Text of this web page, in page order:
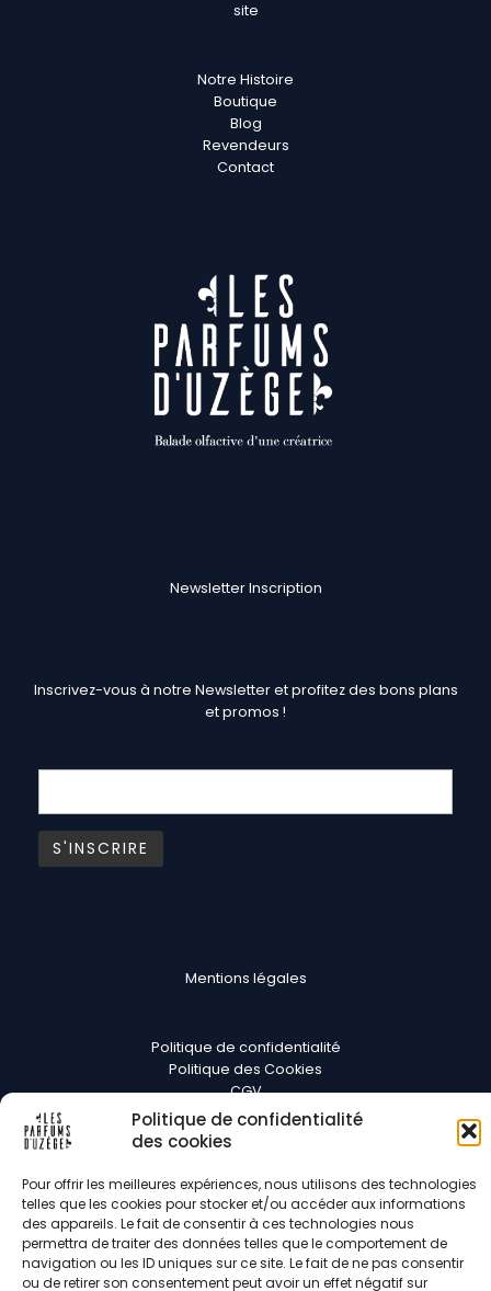
Politique de confidentialité
des cookies
Pour offrir les meilleures expériences, nous utilisons des technologies
telles que les cookies pour stocker et/ou accéder aux informations
des appareils. Le fait de consentir à ces technologies nous
permettra de traiter des données telles que le comportement de
navigation ou les ID uniques sur ce site. Le fait de ne pas consentir
ou de retirer son consentement peut avoir un effet négatif sur
site
Notre Histoire
Boutique
Blog
Revendeurs
Contact
Newsletter Inscription
Inscrivez-vous à notre Newsletter et profitez des bons plans
et promos !
Mentions légales
Politique de confidentialité
Politique des Cookies
CGV
Suivez-nous
Copyright © 2026 Les parfums d'Uzège | Développé par Pixel